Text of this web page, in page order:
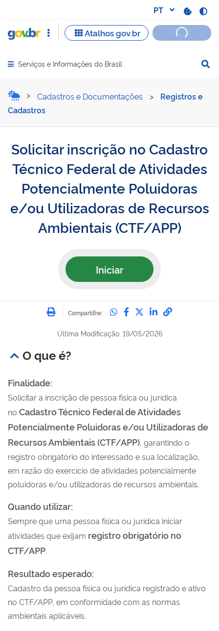
Abrir menu principal de navegação
Serviços e Informações do Brasil
Solicitar inscrição no
Cadastros e Documentações >
Registros e
Cadastros
Solicitar inscrição no Cadastro
Técnico Federal de Atividades
Potencialmente Poluidoras
e/ou Utilizadoras de Recursos
Ambientais (CTF/APP)
Iniciar
Imprimir
Compartilhe: Compartilhe no
Compartilhe no
Compartilhe no
Compartilhe
Última Modificação: 19/05/2026
O que é?
Finalidade:
Solicitar a inscrição de pessoa física ou jurídica
no Cadastro Técnico Federal de Atividades
Potencialmente Poluidoras e/ou Utilizadoras de
Recursos Ambientais (CTF/APP), garantindo o
registro obrigatório do interessado e sua localização,
em razão do exercício de atividades potencialmente
poluidoras e/ou utilizadoras de recursos ambientais.
Quando utilizar:
Sempre que uma pessoa física ou jurídica iniciar
atividades que exijam registro obrigatório no
CTF/APP.
Resultado esperado:
Cadastro da pessoa física ou jurídica registrado e ativo
no CTF/APP, em conformidade com as normas
ambientais aplicáveis.